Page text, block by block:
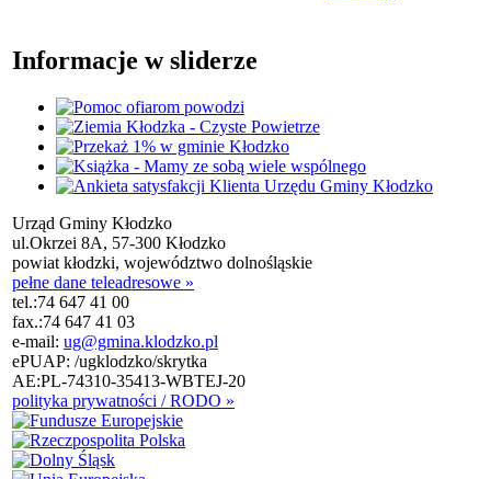
Informacje w sliderze
Urząd Gminy Kłodzko
ul.Okrzei 8A, 57-300 Kłodzko
powiat kłodzki, województwo dolnośląskie
pełne dane teleadresowe »
tel.:74 647 41 00
fax.:74 647 41 03
e-mail: ug@gmina.klodzko.pl
ePUAP: /ugklodzko/skrytka
AE:PL-74310-35413-WBTEJ-20
polityka prywatności / RODO »